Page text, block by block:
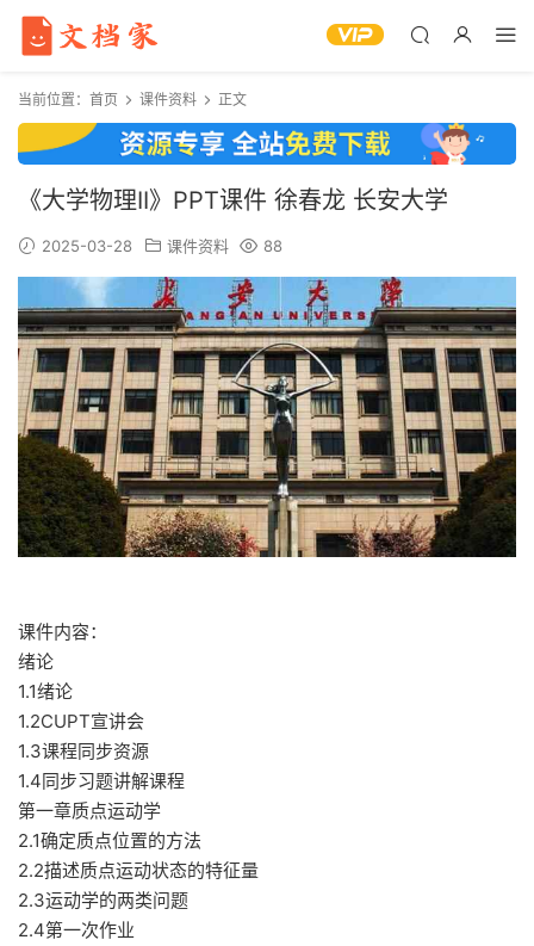
当前位置： 首页 课件资料 正文
《大学物理II》PPT课件 徐春龙 长安大学
2025-03-28 课件资料 88
课件内容：
绪论
1.1绪论
1.2CUPT宣讲会
1.3课程同步资源
1.4同步习题讲解课程
第一章质点运动学
2.1确定质点位置的方法
2.2描述质点运动状态的特征量
2.3运动学的两类问题
2.4第一次作业